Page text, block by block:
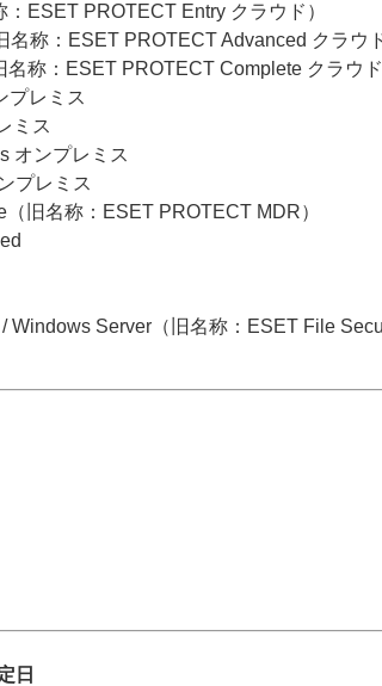
ESET PROTECT Entry クラウド）
称：ESET PROTECT Advanced クラウド
称：ESET PROTECT Complete クラウド
プレミス
ミス
オンプレミス
プレミス
旧名称：ESET PROTECT MDR）
Windows Server（旧名称：ESET File
日